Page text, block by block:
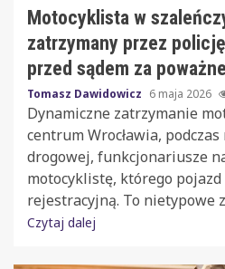
Motocyklista w
zatrzymany przez
przed sądem za
Tomasz Dawidowicz 6 maja 2026
Dynamiczne zatrzymanie
centrum Wrocławia,
drogowej, funkcjonariusze
motocyklistę, którego pojazd
rejestracyjną. To nietypowe
Czytaj dalej